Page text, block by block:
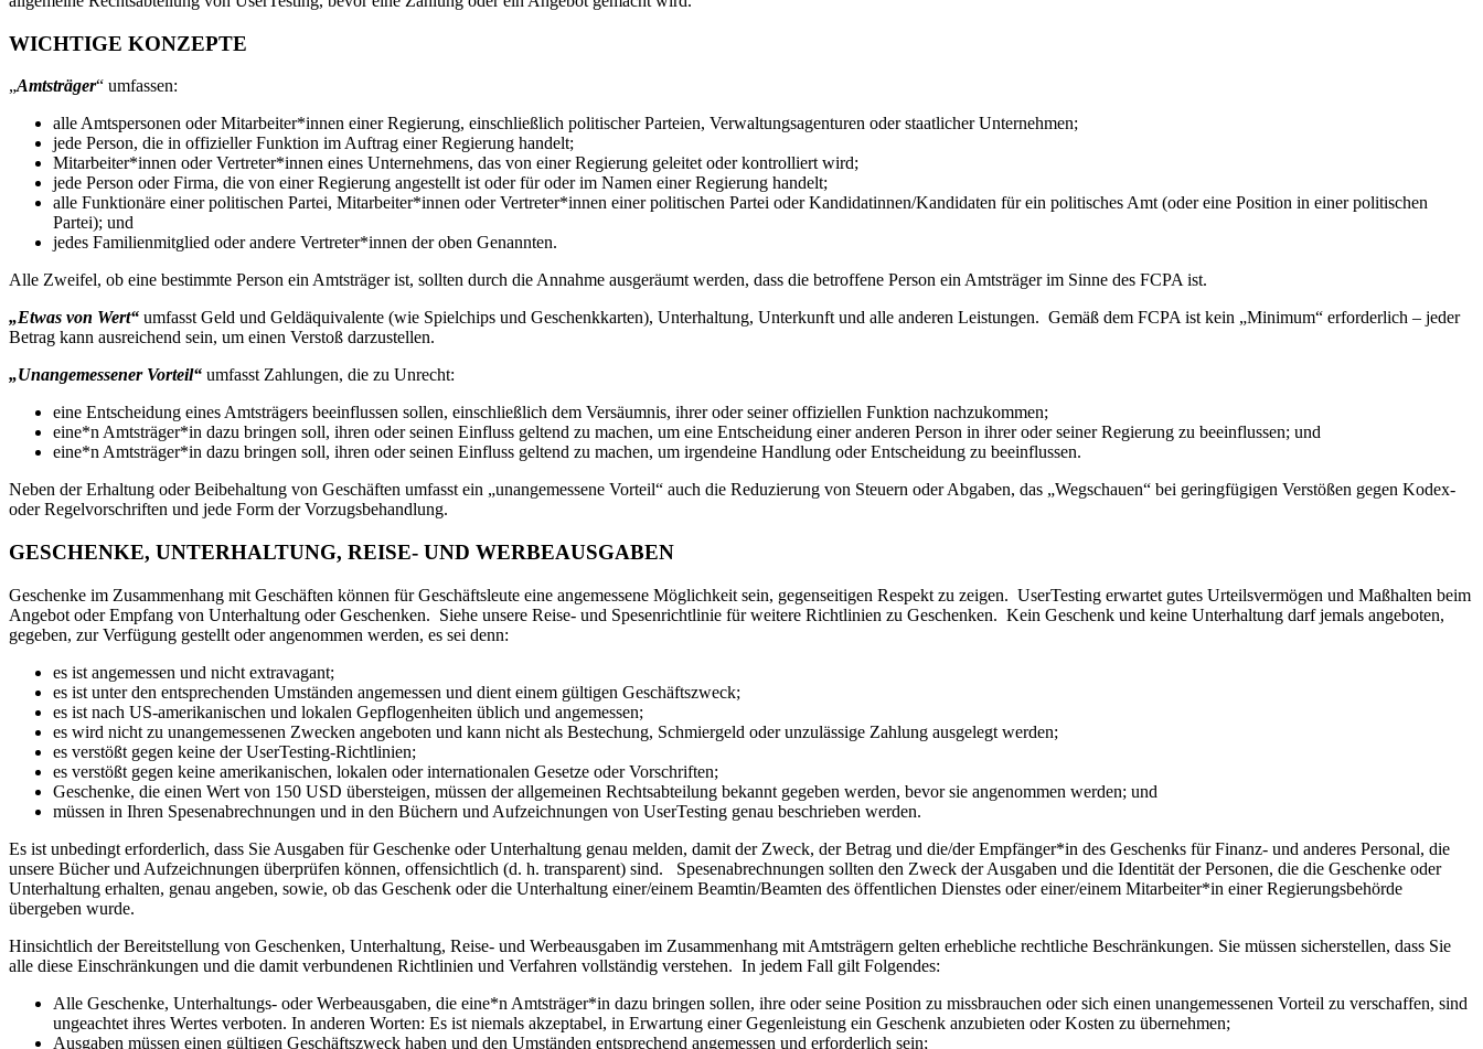
WICHTIGE KONZEPTE
„Amtsträger“ umfassen:
alle Amtspersonen oder Mitarbeiter*innen einer Regierung, einschließlich politischer Parteien, Verwaltungsagenturen oder staatlicher Unternehmen;
jede Person, die in offizieller Funktion im Auftrag einer Regierung handelt;
Mitarbeiter*innen oder Vertreter*innen eines Unternehmens, das von einer Regierung geleitet oder kontrolliert wird;
jede Person oder Firma, die von einer Regierung angestellt ist oder für oder im Namen einer Regierung handelt;
alle Funktionäre einer politischen Partei, Mitarbeiter*innen oder Vertreter*innen einer politischen Partei oder Kandidatinnen/Kandidaten für ein politisches Amt (oder eine Position in einer politischen
Partei); und
jedes Familienmitglied oder andere Vertreter*innen der oben Genannten.
Alle Zweifel, ob eine bestimmte Person ein Amtsträger ist, sollten durch die Annahme ausgeräumt werden, dass die betroffene Person ein Amtsträger im Sinne des FCPA ist.
„Etwas von Wert“ umfasst Geld und Geldäquivalente (wie Spielchips und Geschenkkarten), Unterhaltung, Unterkunft und alle anderen Leistungen. Gemäß dem FCPA ist kein „Minimum“ erforderlich – jeder
Betrag kann ausreichend sein, um einen Verstoß darzustellen.
„Unangemessener Vorteil“ umfasst Zahlungen, die zu Unrecht:
eine Entscheidung eines Amtsträgers beeinflussen sollen, einschließlich dem Versäumnis, ihrer oder seiner offiziellen Funktion nachzukommen;
eine*n Amtsträger*in dazu bringen soll, ihren oder seinen Einfluss geltend zu machen, um eine Entscheidung einer anderen Person in ihrer oder seiner Regierung zu beeinflussen; und
eine*n Amtsträger*in dazu bringen soll, ihren oder seinen Einfluss geltend zu machen, um irgendeine Handlung oder Entscheidung zu beeinflussen.
Neben der Erhaltung oder Beibehaltung von Geschäften umfasst ein „unangemessene Vorteil“ auch die Reduzierung von Steuern oder Abgaben, das „Wegschauen“ bei geringfügigen Verstößen gegen Kodex-
oder Regelvorschriften und jede Form der Vorzugsbehandlung.
GESCHENKE, UNTERHALTUNG, REISE- UND WERBEAUSGABEN
Geschenke im Zusammenhang mit Geschäften können für Geschäftsleute eine angemessene Möglichkeit sein, gegenseitigen Respekt zu zeigen. UserTesting erwartet gutes Urteilsvermögen und Maßhalten beim
Angebot oder Empfang von Unterhaltung oder Geschenken. Siehe unsere Reise- und Spesenrichtlinie für weitere Richtlinien zu Geschenken. Kein Geschenk und keine Unterhaltung darf jemals angeboten,
gegeben, zur Verfügung gestellt oder angenommen werden, es sei denn:
es ist angemessen und nicht extravagant;
es ist unter den entsprechenden Umständen angemessen und dient einem gültigen Geschäftszweck;
es ist nach US-amerikanischen und lokalen Gepflogenheiten üblich und angemessen;
es wird nicht zu unangemessenen Zwecken angeboten und kann nicht als Bestechung, Schmiergeld oder unzulässige Zahlung ausgelegt werden;
es verstößt gegen keine der UserTesting-Richtlinien;
es verstößt gegen keine amerikanischen, lokalen oder internationalen Gesetze oder Vorschriften;
Geschenke, die einen Wert von 150 USD übersteigen, müssen der allgemeinen Rechtsabteilung bekannt gegeben werden, bevor sie angenommen werden; und
müssen in Ihren Spesenabrechnungen und in den Büchern und Aufzeichnungen von UserTesting genau beschrieben werden.
Es ist unbedingt erforderlich, dass Sie Ausgaben für Geschenke oder Unterhaltung genau melden, damit der Zweck, der Betrag und die/der Empfänger*in des Geschenks für Finanz- und anderes Personal, die
unsere Bücher und Aufzeichnungen überprüfen können, offensichtlich (d. h. transparent) sind. Spesenabrechnungen sollten den Zweck der Ausgaben und die Identität der Personen, die die Geschenke oder
Unterhaltung erhalten, genau angeben, sowie, ob das Geschenk oder die Unterhaltung einer/einem Beamtin/Beamten des öffentlichen Dienstes oder einer/einem Mitarbeiter*in einer Regierungsbehörde
übergeben wurde.
Hinsichtlich der Bereitstellung von Geschenken, Unterhaltung, Reise- und Werbeausgaben im Zusammenhang mit Amtsträgern gelten erhebliche rechtliche Beschränkungen. Sie müssen sicherstellen, dass Sie
alle diese Einschränkungen und die damit verbundenen Richtlinien und Verfahren vollständig verstehen. In jedem Fall gilt Folgendes:
Alle Geschenke, Unterhaltungs- oder Werbeausgaben, die eine*n Amtsträger*in dazu bringen sollen, ihre oder seine Position zu missbrauchen oder sich einen unangemessenen Vorteil zu verschaffen, sind
ungeachtet ihres Wertes verboten. In anderen Worten: Es ist niemals akzeptabel, in Erwartung einer Gegenleistung ein Geschenk anzubieten oder Kosten zu übernehmen;
Ausgaben müssen einen gültigen Geschäftszweck haben und den Umständen entsprechend angemessen und erforderlich sein;